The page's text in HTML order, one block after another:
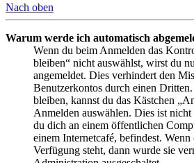
Nach oben
Warum werde ich automatisch
Wenn du beim Anmelden das
bleiben“ nicht auswählst, wirst du
angemeldet. Dies verhindert den
Benutzerkontos durch einen
bleiben, kannst du das Kästchen
Anmelden auswählen. Dies ist
du dich an einem öffentlichen
einem Internetcafé, befindest.
Verfügung steht, dann wurde sie